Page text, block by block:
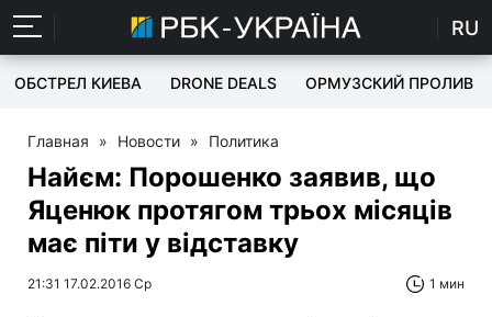
RU
ОБСТРЕЛ КИЕВА DRONE DEALS ОРМУЗСКИЙ ПРОЛИВ
Главная » Новости » Политика
Найєм: Порошенко заявив, що
Яценюк протягом трьох місяців
має піти у відставку
21:31 17.02.2016 Ср 1 мин